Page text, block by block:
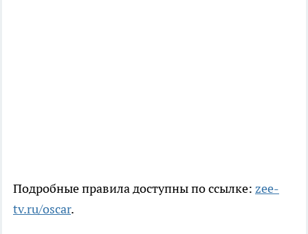
Подробные правила доступны по ссылке: zee-
tv.ru/oscar.